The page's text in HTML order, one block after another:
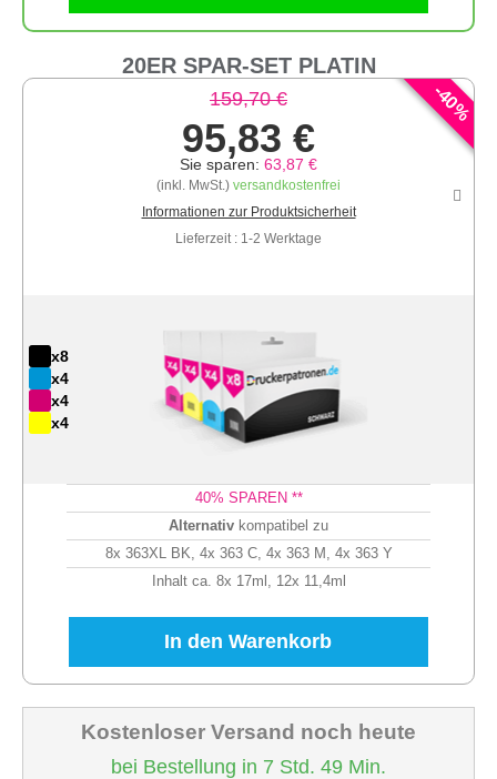
20ER SPAR-SET PLATIN
-
40
%
159,70 €
95,83 €
Sie sparen: 63,87 €
(inkl. MwSt.) versandkostenfrei
Informationen zur Produktsicherheit
Lieferzeit : 1-2 Werktage
x8
x4
x4
x4
40% SPAREN **
Alternativ kompatibel zu
8x 363XL BK, 4x 363 C, 4x 363 M, 4x 363 Y
Inhalt ca. 8x 17ml, 12x 11,4ml
In den Warenkorb
Kostenloser Versand noch heute
bei Bestellung in 7 Std. 49 Min.